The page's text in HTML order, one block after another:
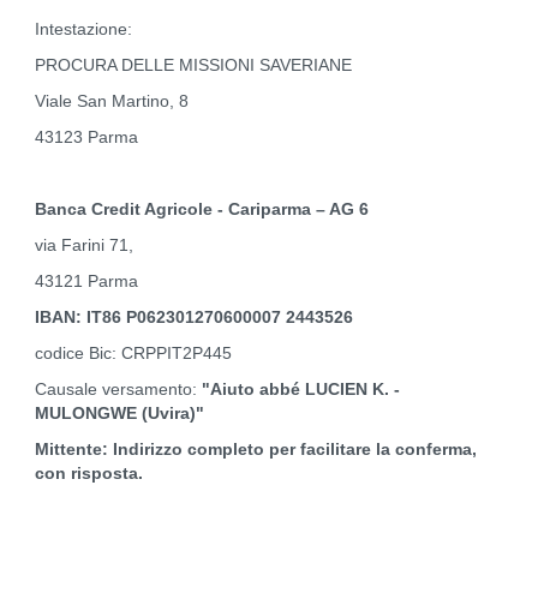
Intestazione:
PROCURA DELLE MISSIONI SAVERIANE
Viale San Martino, 8
43123 Parma
Banca Credit Agricole - Cariparma – AG 6
via Farini 71,
43121 Parma
IBAN: IT86 P062301270600007 2443526
codice Bic: CRPPIT2P445
Causale versamento: "Aiuto abbé LUCIEN K. -
MULONGWE (Uvira)"
Mittente: Indirizzo completo per facilitare la conferma,
con risposta.